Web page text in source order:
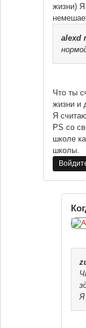
жизни)
alexd
Что ты
жизни и
Я
PS со
школе
школы.
Я